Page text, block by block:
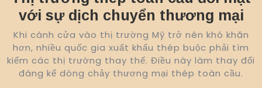
với sự dịch chuyển thương mại
Khi cánh cửa vào thị trường Mỹ trở nên khó khăn
hơn, nhiều quốc gia xuất khẩu thép buộc phải tìm
kiếm các thị trường thay thế. Điều này làm thay đổi
đáng kể dòng chảy thương mại thép toàn cầu.